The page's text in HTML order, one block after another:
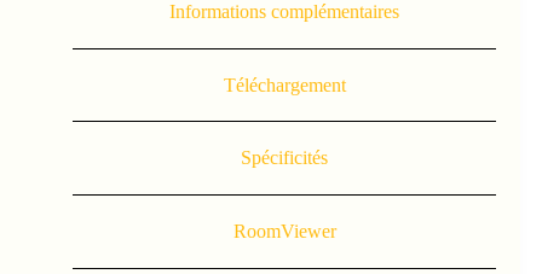
Informations complémentaires
Téléchargement
Spécificités
RoomViewer